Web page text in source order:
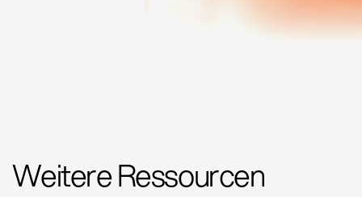
Weitere Ressourcen